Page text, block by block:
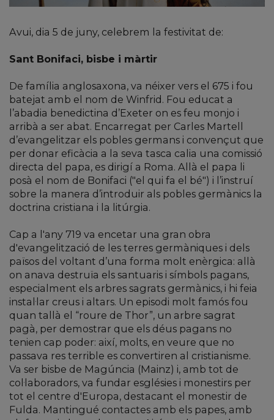
Avui, dia 5 de juny, celebrem la festivitat de:
Sant Bonifaci, bisbe i màrtir
De família anglosaxona, va néixer vers el 675 i fou
batejat amb el nom de Winfrid. Fou educat a
l’abadia benedictina d’Exeter on es feu monjo i
arribà a ser abat. Encarregat per Carles Martell
d’evangelitzar els pobles germans i convençut que
per donar eficàcia a la seva tasca calia una comissió
directa del papa, es dirigí a Roma. Allà el papa li
posà el nom de Bonifaci ("el qui fa el bé") i l’instruí
sobre la manera d’introduir als pobles germànics la
doctrina cristiana i la litúrgia.
Cap a l'any 719 va encetar una gran obra
d'evangelització de les terres germàniques i dels
països del voltant d’una forma molt enèrgica: allà
on anava destruïa els santuaris i símbols pagans,
especialment els arbres sagrats germànics, i hi feia
instal·lar creus i altars. Un episodi molt famós fou
quan tallà el “roure de Thor”, un arbre sagrat
pagà, per demostrar que els déus pagans no
tenien cap poder: així, molts, en veure que no
passava res terrible es convertiren al cristianisme.
Va ser bisbe de Magúncia (Mainz) i, amb tot de
col·laboradors, va fundar esglésies i monestirs per
tot el centre d'Europa, destacant el monestir de
Fulda. Mantingué contactes amb els papes, amb